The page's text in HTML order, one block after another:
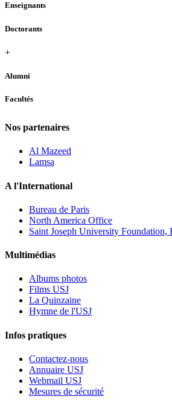
Enseignants
Doctorants
+
Alumni
Facultés
Nos partenaires
Al Mazeed
Lamsa
A l'International
Bureau de Paris
North America Office
Saint Joseph University
Multimédias
Albums photos
Films USJ
La Quinzaine
Hymne de l'USJ
Infos pratiques
Contactez-nous
Annuaire USJ
Webmail USJ
Mesures de sécurité